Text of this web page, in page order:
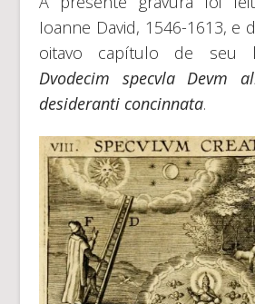
Ioanne David, 1546-1613, e
oitavo capítulo de seu
Dvodecim specvla Devm
desideranti concinnata.